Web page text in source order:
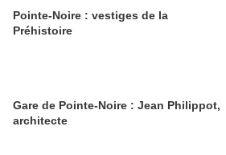
Pointe-Noire : vestiges de la
Préhistoire
Gare de Pointe-Noire : Jean Philippot,
architecte